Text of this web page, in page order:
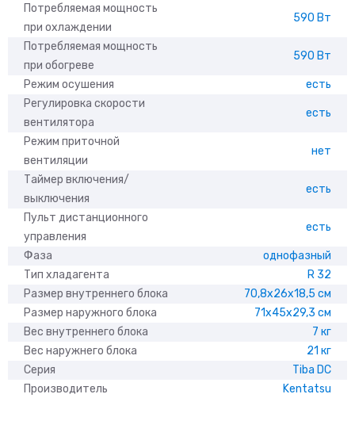
Потребляемая мощность
при охлаждении
590 Вт
Потребляемая мощность
при обогреве
590 Вт
Режим осушения
есть
Регулировка скорости
вентилятора
есть
Режим приточной
вентиляции
нет
Таймер включения/
выключения
есть
Пульт дистанционного
управления
есть
Фаза
однофазный
Тип хладагента
R 32
Размер внутреннего блока
70,8x26x18,5 см
Размер наружного блока
71x45x29,3 см
Вес внутреннего блока
7 кг
Вес наружнего блока
21 кг
Серия
Tiba DC
Производитель
Kentatsu